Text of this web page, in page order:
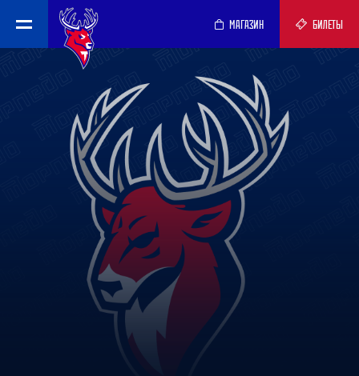
МАГАЗИН БИЛЕТЫ